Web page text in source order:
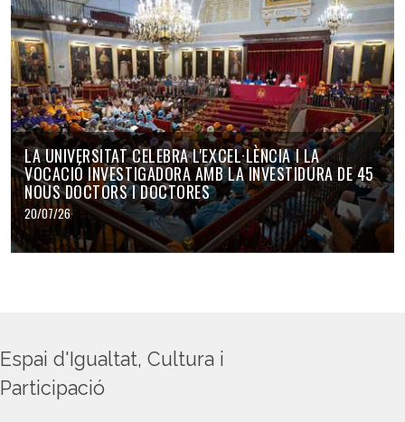
LA UNIVERSITAT CELEBRA L'EXCEL·LÈNCIA I LA
VOCACIÓ INVESTIGADORA AMB LA INVESTIDURA DE 45
NOUS DOCTORS I DOCTORES
20/07/26
Espai d'Igualtat, Cultura i
Participació